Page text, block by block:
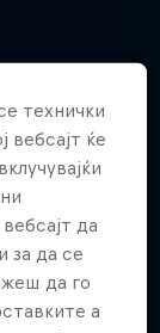
2015
технички
вебсајт ќе
да
за да се
да го
а